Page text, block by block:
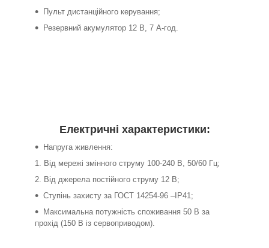
Пульт дистанційного керування;
Резервний акумулятор 12 В, 7 А-год.
Електричні характеристики:
Напруга живлення:
Від мережі змінного струму 100-240 В, 50/60 Гц;
Від джерела постійного струму 12 В;
Ступінь захисту за ГОСТ 14254-96 –IP41;
Максимальна потужність споживання 50 В за
прохід (150 В із сервоприводом).